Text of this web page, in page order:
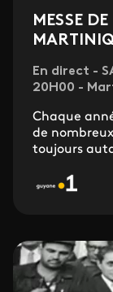
MESSE
En direct -
20H00 -
Chaque
de
toujours